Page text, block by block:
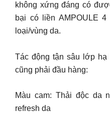
không xứng đáng có
bại có liền AMPOULE
loại/vùng da.
Tác động tận sâu lớp
cũng phải đầu hàng:
Màu cam: Thải độc da
refresh da